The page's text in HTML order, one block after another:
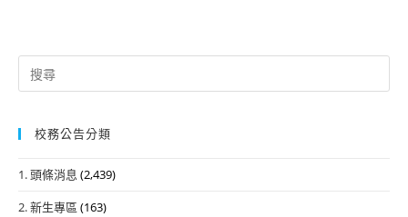
Search
for:
校務公告分類
1. 頭條消息 (2,439)
2. 新生專區 (163)